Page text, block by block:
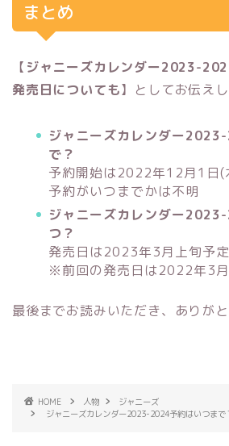
まとめ
【 ジャニーズカレンダー2023-
発売日についても】としてお伝え
ジャニーズカレンダー
で？
予約開始は2022年12月1日(
予約がいつまでかは不明
ジャニーズカレンダー
つ？
発売日は2023年3月上旬予定
※前回の発売日は2022年3
最後までお読みいただき、ありがと
HOME 人物
ジャニーズ
ジャニーズカレンダー2023-2024予約はいつまで